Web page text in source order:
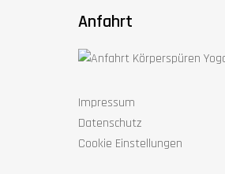
Anfahrt
Impressum
Datenschutz
Cookie Einstellungen